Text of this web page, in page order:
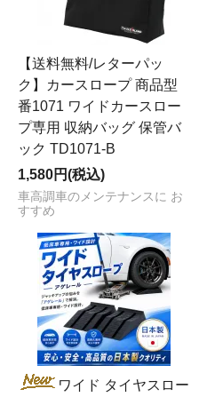
【送料無料/レターパッ
ク】カースロープ 商品型
番1071 ワイドカースロー
プ専用 収納バッグ 保管バ
ック TD1071-B
1,580円(税込)
車高調車のメンテナンスに お
すすめ
ワイド タイヤスロー